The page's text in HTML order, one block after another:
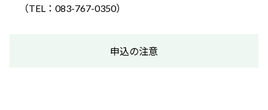
（TEL：083-767-0350）
申込の注意